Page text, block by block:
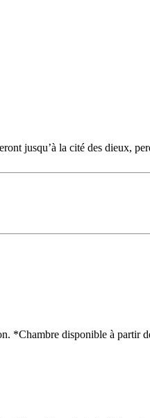
jusqu’à la cité des dieux,
*Chambre disponible à partir